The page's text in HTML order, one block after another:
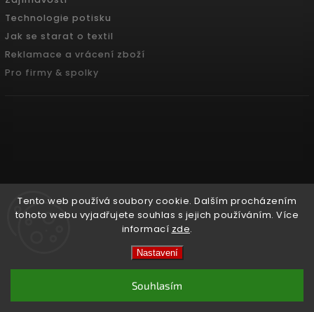
Tento web používá soubory cookie. Dalším procházením
tohoto webu vyjadřujete souhlas s jejich používáním. Více
informací zde.
Nastavení
Souhlasím
Technologie potisku
Jak se starat o textil
Reklamace a vrácení zboží
Pro firmy & spolky
Shoptet| Design